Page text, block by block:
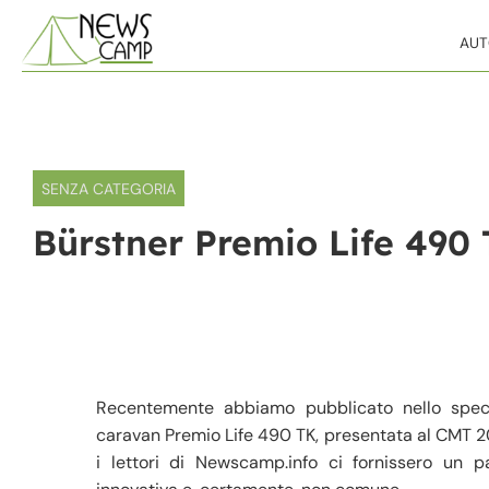
Skip to content
SENZA CATEGORIA
Bürstner Premio Life 490
Recentemente abbiamo pubblicato nello
caravan Premio Life 490 TK, presentata al CMT
i lettori di Newscamp.info ci fornissero un